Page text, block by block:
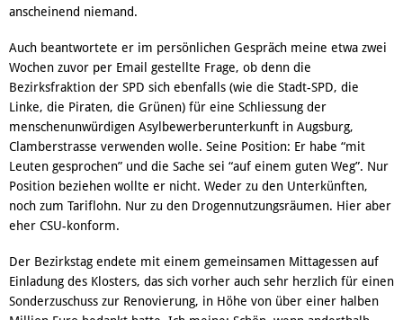
anscheinend niemand.
Auch beantwortete er im persönlichen Gespräch meine etwa zwei
Wochen zuvor per Email gestellte Frage, ob denn die
Bezirksfraktion der SPD sich ebenfalls (wie die Stadt-SPD, die
Linke, die Piraten, die Grünen) für eine Schliessung der
menschenunwürdigen Asylbewerberunterkunft in Augsburg,
Clamberstrasse verwenden wolle. Seine Position: Er habe “mit
Leuten gesprochen” und die Sache sei “auf einem guten Weg”. Nur
Position beziehen wollte er nicht. Weder zu den Unterkünften,
noch zum Tariflohn. Nur zu den Drogennutzungsräumen. Hier aber
eher CSU-konform.
Der Bezirkstag endete mit einem gemeinsamen Mittagessen auf
Einladung des Klosters, das sich vorher auch sehr herzlich für einen
Sonderzuschuss zur Renovierung, in Höhe von über einer halben